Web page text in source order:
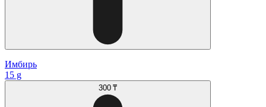
Имбирь
15 g
300 ₸